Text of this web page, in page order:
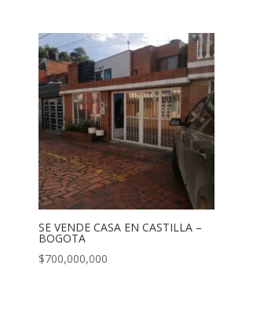
SE VENDE CASA EN CASTILLA –
BOGOTA
$700,000,000